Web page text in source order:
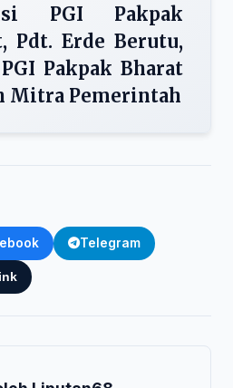
PGI Pakpak
Pdt. Erde Berutu,
Pakpak Bharat
Mitra Pemerintah
Telegram